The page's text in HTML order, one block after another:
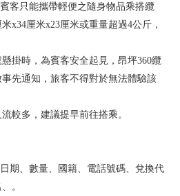
客只能攜帶輕便之隨身物品乘搭纜
x34厘米x23厘米或重量超過4公斤，
掛時，為賓客安全起見，昂坪360纜
先通知，旅客不得對於無法體驗該
較多，建議提早前往搭乘。
期、數量、國籍、電話號碼、兌換代
。